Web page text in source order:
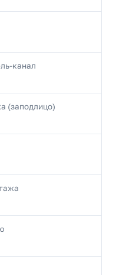
канал
(заподлицо)